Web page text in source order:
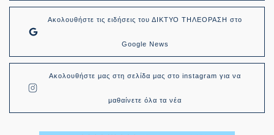
Ακολουθήστε τις ειδήσεις του ΔΙΚΤΥΟ ΤΗΛΕΟΡΑΣΗ στο
Google News
Ακολουθήστε μας στη σελίδα μας στο instagram για να
μαθαίνετε όλα τα νέα